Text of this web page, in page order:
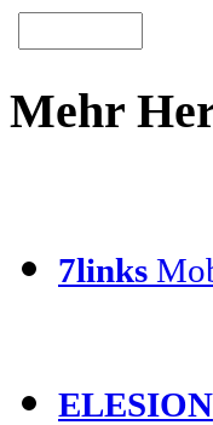
Mehr
7links
ELESION